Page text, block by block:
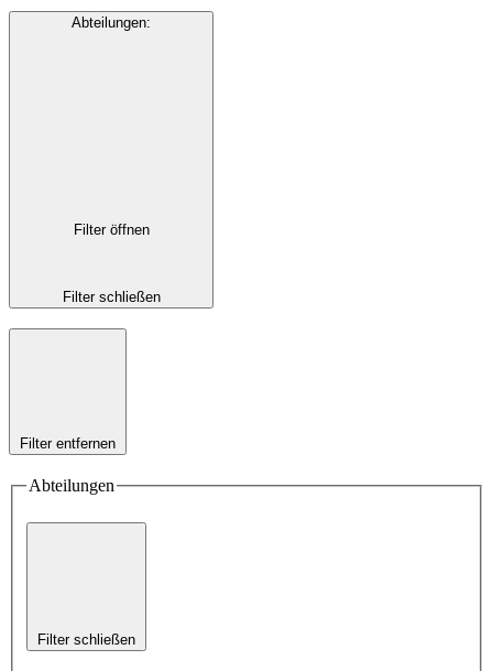
Abteilungen:
Filter öffnen
Filter schließen
Filter entfernen
Abteilungen
Filter schließen